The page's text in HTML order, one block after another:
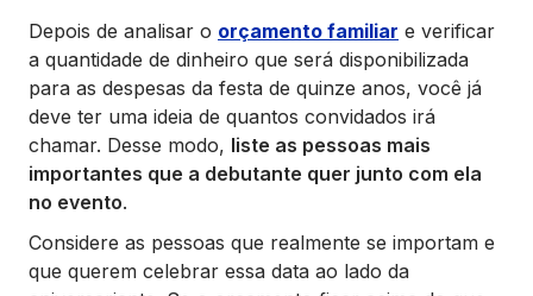
Depois de analisar o orçamento familiar e verificar
a quantidade de dinheiro que será disponibilizada
para as despesas da festa de quinze anos, você já
deve ter uma ideia de quantos convidados irá
chamar. Desse modo, liste as pessoas mais
importantes que a debutante quer junto com ela
no evento.
Considere as pessoas que realmente se importam e
que querem celebrar essa data ao lado da